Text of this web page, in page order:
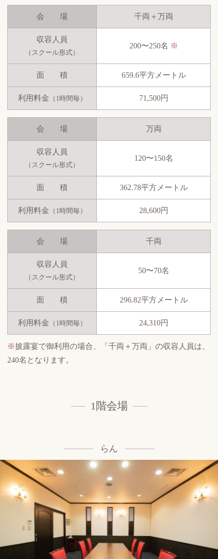
会 場 千両＋万両
収容人員
（スクール形式）
200〜250名 ※
面 積 659.6平方メートル
利用料金 （1時間毎） 71,500円
会 場 万両
収容人員
（スクール形式）
120〜150名
面 積 362.78平方メートル
利用料金 （1時間毎） 28,600円
会 場 千両
収容人員
（スクール形式）
50〜70名
面 積 296.82平方メートル
利用料金 （1時間毎） 24,310円
※披露宴で御利用の場合、「千両＋万両」の収容人員は、
240名となります。
1階会場
らん